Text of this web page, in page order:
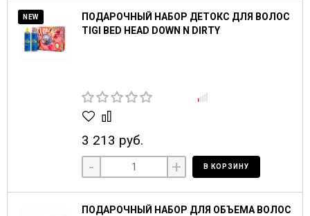
NEW
ПОДАРОЧНЫЙ НАБОР ДЕТОКС ДЛЯ ВОЛОС
TIGI BED HEAD DOWN N DIRTY
3 213 руб.
- + В КОРЗИНУ
ПОДАРОЧНЫЙ НАБОР ДЛЯ ОБЪЕМА ВОЛОС